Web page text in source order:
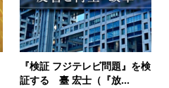
『検証 フジテレビ問題』を検
証する 臺 宏士（『放...